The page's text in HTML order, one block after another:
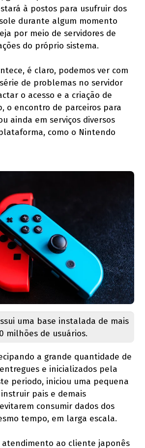
à postos para usufruir dos
durante algum momento
por meio de servidores de
do próprio sistema.
é claro, podemos ver com
de problemas no servidor
o acesso e a criação de
o encontro de parceiros para
ainda em serviços diversos
como o Nintendo
uma base instalada de mais
milhões de usuários.
a grande quantidade de
e inicializados pela
periodo, iniciou uma pequena
pais e demais
consumir dados dos
tempo, em larga escala.
atendimento ao cliente japonês